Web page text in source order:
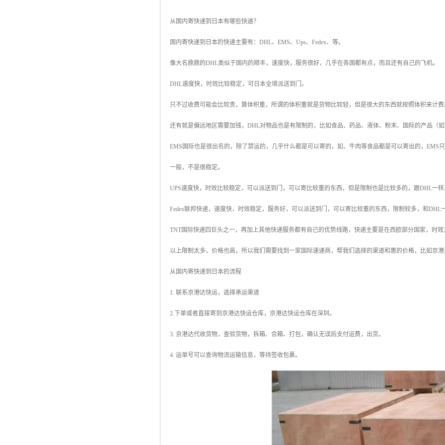
从国内寄快递到日本有哪些快递？
国内寄快递到日本的快递主要有：DHL、EMS、Ups、Fedex、等。
像大名鼎鼎的DHL类似于国内的顺丰，速度快，服务很好，几乎在各国都有点，而且还有自己的飞机。
DHL速度快，时效比较稳定，可日本全境派送到门。
只不过收费可能会比较贵，算体积重，所谓的体积重就是货物比较轻，但是很大的东西就按照体积来计
还有就是偏远地区需要加钱，DHL对物品也是有限制的，比如食品、药品、液体、粉末、国际的产品（
EMS国际也是很出名的，除了禁运的，几乎什么都是可以寄的，如、牛肉等食品都是可以寄出的，EMS
一般，不是很稳定。
UPS速度快，时效比较稳定，可以派送到门，可以寄比较重的东西，但是限制也是比较多的，跟DHL一
Fedex联邦快递，速度快，时效稳定，服务好，可以派送到门，可以寄比较重的东西，限制较多，和DHL
TNT国际快递四巨头之一，再加上其他快递服务都有自己的优势线路，快递主要是在西欧部分国家，时
以上限制太多，价格也高，所以我们需要找到一家国际速递商，帮我们选择的渠道和惠的价格，比如京
从国内寄快递到日本的流程
1. 联系京港达快运，选择承运渠道
2.下单或者直接寄到京港达快运仓库，京港达快运仓库在深圳。
3. 京港达代收货物，查验货物，拆箱、合箱、打包，确认无误后支付运费，出货。
4. 运单号可以查询物流运输信息，等待签收包裹。